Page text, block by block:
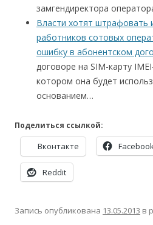
замгендиректора
Власти хотят штрафовать
работников сотовых
ошибку в абонентском
договоре на SIM-карту
котором она будет
основанием…
Поделиться ссылкой:
Вконтакте
Reddit
Запись опубликована 13.05.2013 в